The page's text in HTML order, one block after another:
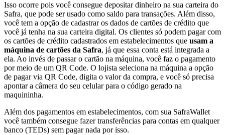
Isso ocorre pois você consegue depositar dinheiro na sua carteira do
Safra, que pode ser usado como saldo para transações. Além disso,
você tem a opção de cadastrar os dados de cartões de crédito que
você já tenha na sua carteira digital. Os clientes só podem pagar com
os cartões de crédito cadastrados em estabelecimentos que usam a
máquina de cartões da Safra, já que essa conta está integrada a
ela. Ao invés de passar o cartão na máquina, você faz o pagamento
por meio de um QR Code. O lojista seleciona na máquina a opção
de pagar via QR Code, digita o valor da compra, e você só precisa
apontar a câmera do seu celular para o código gerado na
maquininha.
Além dos pagamentos em estabelecimentos, com sua SafraWallet
você também consegue fazer transferências para contas em qualquer
banco (TEDs) sem pagar nada por isso.